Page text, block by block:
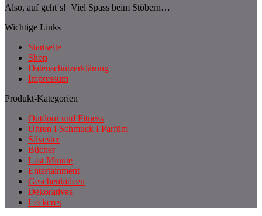
Also, auf geht´s! Viel Spass beim Stöbern…
Wichtige Links
Startseite
Shop
Datenschutzerklärung
Impressum
Produkt-Kategorien
Outdoor und Fitness
Uhren I Schmuck I Parfüm
Silvester
Bücher
Last Minute
Entertainment
Geschenkideen
Dekoratives
Leckeres